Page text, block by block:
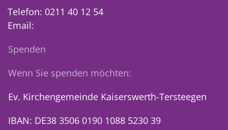
Telefon: 0211 40 12 54
Email:
Spenden
Wenn Sie spenden möchten:
Ev. Kirchengemeinde Kaiserswerth-Tersteegen
IBAN: DE38 3506 0190 1088 5230 39